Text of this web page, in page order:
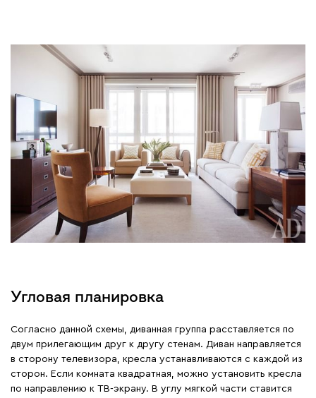
Угловая планировка
Согласно данной схемы, диванная группа расставляется по
двум прилегающим друг к другу стенам. Диван направляется
в сторону телевизора, кресла устанавливаются с каждой из
сторон. Если комната квадратная, можно установить кресла
по направлению к ТВ-экрану. В углу мягкой части ставится